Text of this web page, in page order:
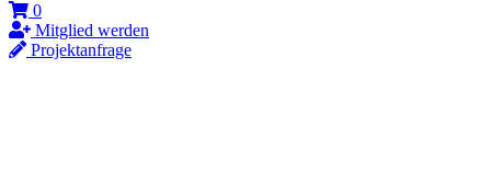
0
Mitglied werden
Projektanfrage